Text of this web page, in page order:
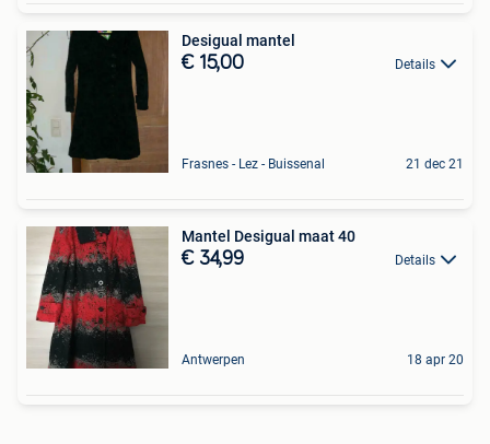
Desigual mantel
€ 15,00 Details
Frasnes - Lez - Buissenal 21 dec 21
Mantel Desigual maat 40
€ 34,99 Details
Antwerpen 18 apr 20